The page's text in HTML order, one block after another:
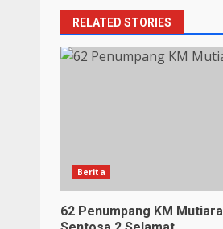
RELATED STORIES
Berita
62 Penumpang KM Mutiara